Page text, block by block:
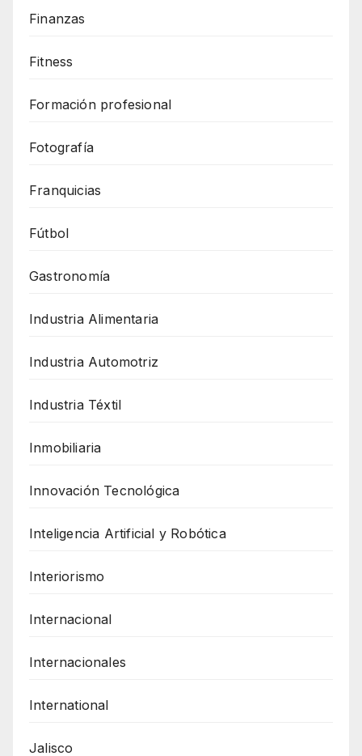
Finanzas
Fitness
Formación profesional
Fotografía
Franquicias
Fútbol
Gastronomía
Industria Alimentaria
Industria Automotriz
Industria Téxtil
Inmobiliaria
Innovación Tecnológica
Inteligencia Artificial y Robótica
Interiorismo
Internacional
Internacionales
International
Jalisco